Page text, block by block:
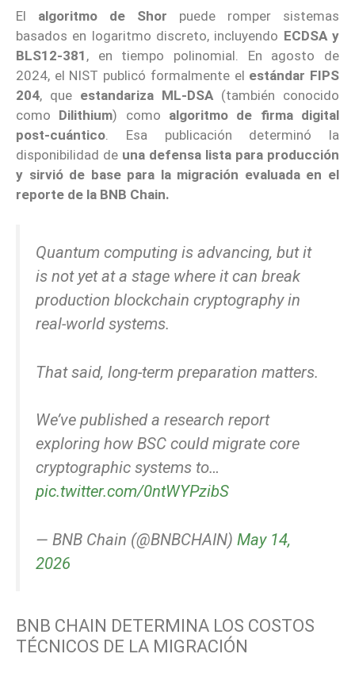
El algoritmo de Shor puede romper sistemas
basados en logaritmo discreto, incluyendo ECDSA y
BLS12-381 , en tiempo polinomial. En agosto de
2024, el NIST publicó formalmente el estándar FIPS
204, que estandariza ML-DSA (también conocido
como Dilithium) como algoritmo de firma digital
post-cuántico . Esa publicación determinó la
disponibilidad de una defensa lista para producción
y sirvió de base para la migración evaluada en el
reporte de la BNB Chain.
Quantum computing is advancing, but it
is not yet at a stage where it can break
production blockchain cryptography in
real-world systems.
That said, long-term preparation matters.
We’ve published a research report
exploring how BSC could migrate core
cryptographic systems to…
pic.twitter.com/0ntWYPzibS
— BNB Chain (@BNBCHAIN) May 14,
2026
BNB CHAIN DETERMINA LOS COSTOS
TÉCNICOS DE LA MIGRACIÓN